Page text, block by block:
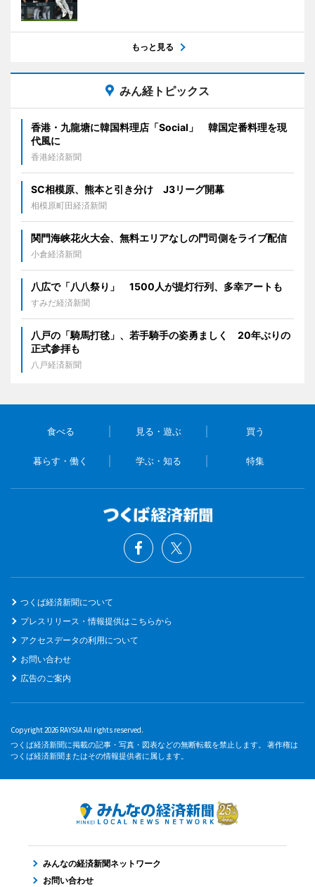
もっと見る
みん経トピックス
香港・九龍塘に韓国料理店「Social」 韓国定番料理を現
代風に
香港経済新聞
SC相模原、熊本と引き分け J3リーグ開幕
相模原町田経済新聞
関門海峡花火大会、無料エリアなしの門司側をライブ配信
小倉経済新聞
八広で「八八祭り」 1500人が提灯行列、多幸アートも
すみだ経済新聞
八戸の「騎馬打毬」、若手騎手の姿勇ましく 20年ぶりの
正式参拝も
八戸経済新聞
食べる 見る・遊ぶ 買う
暮らす・働く 学ぶ・知る 特集
つくば経済新聞について
プレスリリース・情報提供はこちらから
アクセスデータの利用について
お問い合わせ
広告のご案内
Copyright 2026 RAYSIA All rights reserved.
つくば経済新聞に掲載の記事・写真・図表などの無断転載を禁止します。 著作権は
つくば経済新聞またはその情報提供者に属します。
みんなの経済新聞ネットワーク
お問い合わせ